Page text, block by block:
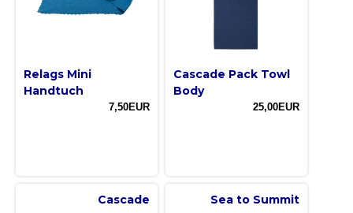
Relags Mini
Handtuch
7,50EUR
Cascade Pack Towl
Body
25,00EUR
Cascade Sea to Summit